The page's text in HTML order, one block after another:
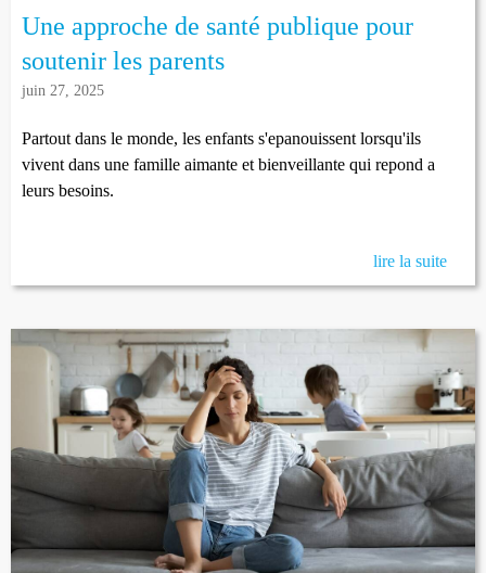
Une approche de santé publique pour
soutenir les parents
juin 27, 2025
Partout dans le monde, les enfants s'epanouissent lorsqu'ils
vivent dans une famille aimante et bienveillante qui repond a
leurs besoins.
lire la suite